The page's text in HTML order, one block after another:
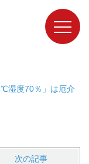
湿度70％」は厄介
次の記事